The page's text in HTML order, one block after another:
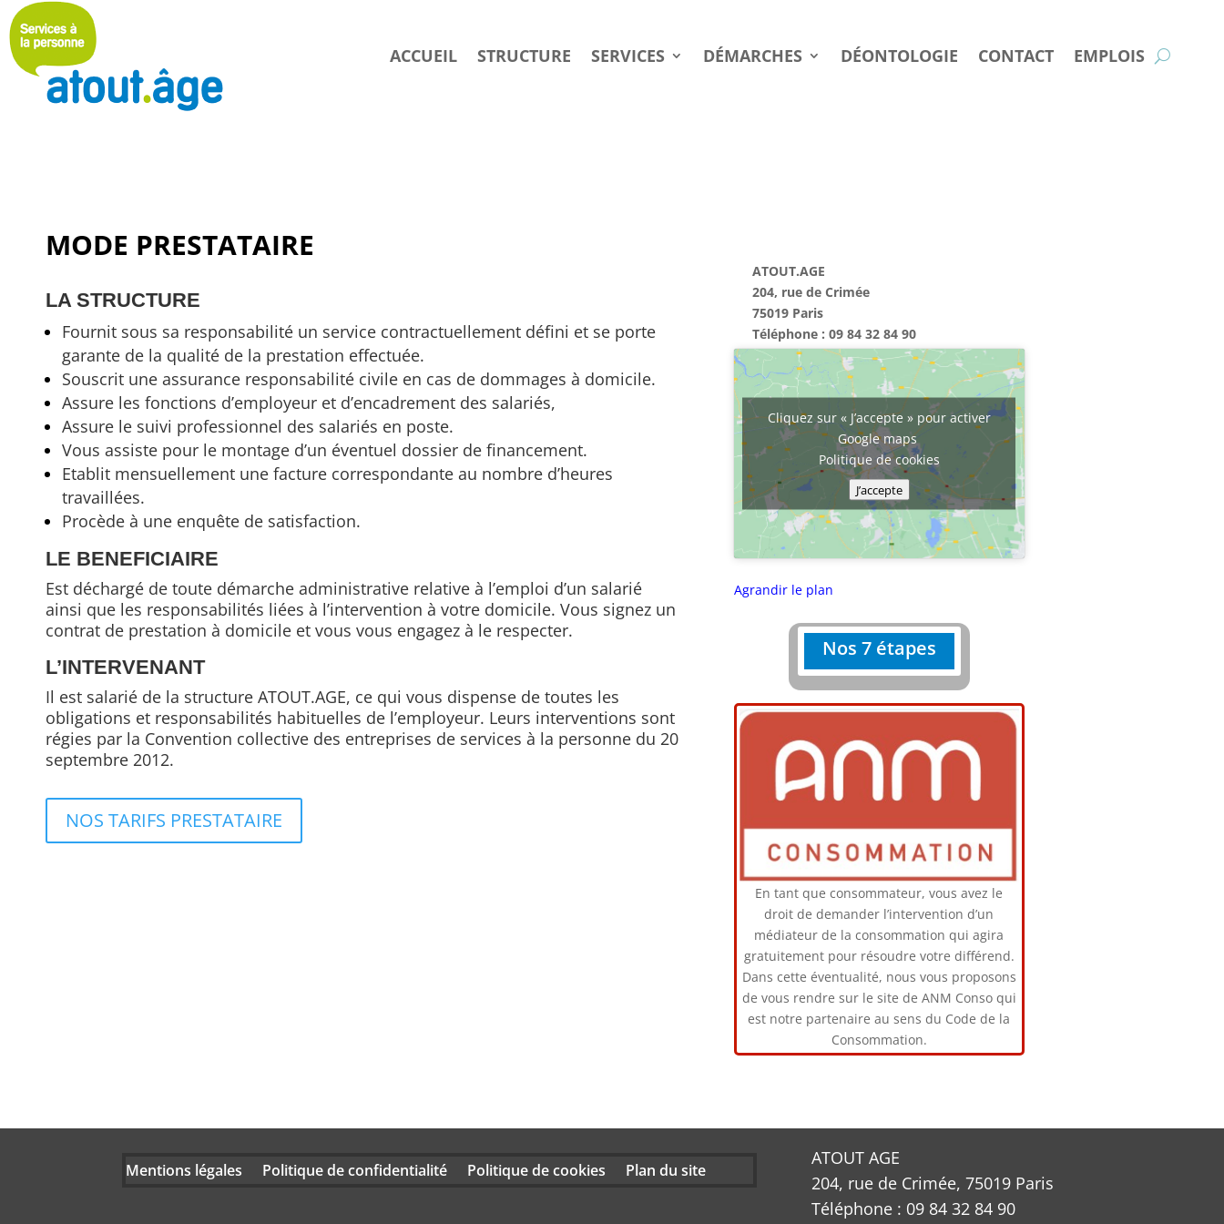
ACCUEIL STRUCTURE SERVICES DÉMARCHES DÉONTOLOGIE CONTACT EMPLOIS
ACCUEIL STRUCTURE SERVICES DÉMARCHES DÉONTOLOGIE CONTACT EMPLOIS
MODE PRESTATAIRE
LA STRUCTURE
Fournit sous sa responsabilité un service contractuellement défini et se porte
garante de la qualité de la prestation effectuée.
Souscrit une assurance responsabilité civile en cas de dommages à domicile.
Assure les fonctions d’employeur et d’encadrement des salariés,
Assure le suivi professionnel des salariés en poste.
Vous assiste pour le montage d’un éventuel dossier de financement.
Etablit mensuellement une facture correspondante au nombre d’heures
travaillées.
Procède à une enquête de satisfaction.
LE BENEFICIAIRE
Est déchargé de toute démarche administrative relative à l’emploi d’un salarié
ainsi que les responsabilités liées à l’intervention à votre domicile. Vous signez un
contrat de prestation à domicile et vous vous engagez à le respecter.
L’INTERVENANT
Il est salarié de la structure ATOUT.AGE, ce qui vous dispense de toutes les
obligations et responsabilités habituelles de l’employeur. Leurs interventions sont
régies par la Convention collective des entreprises de services à la personne du 20
septembre 2012.
NOS TARIFS PRESTATAIRE
ATOUT.AGE
204, rue de Crimée
75019 Paris
Téléphone : 09 84 32 84 90
Cliquez sur « J’accepte » pour activer
Google maps
Politique de cookies
J’accepte
Agrandir le plan
Nos 7 étapes
En tant que consommateur, vous avez le
droit de demander l’intervention d’un
médiateur de la consommation qui agira
gratuitement pour résoudre votre différend.
Dans cette éventualité, nous vous proposons
de vous rendre sur le site de ANM Conso qui
est notre partenaire au sens du Code de la
Consommation.
Mentions légales Politique de confidentialité Politique de cookies Plan du site
ATOUT AGE
204, rue de Crimée, 75019 Paris
Téléphone : 09 84 32 84 90